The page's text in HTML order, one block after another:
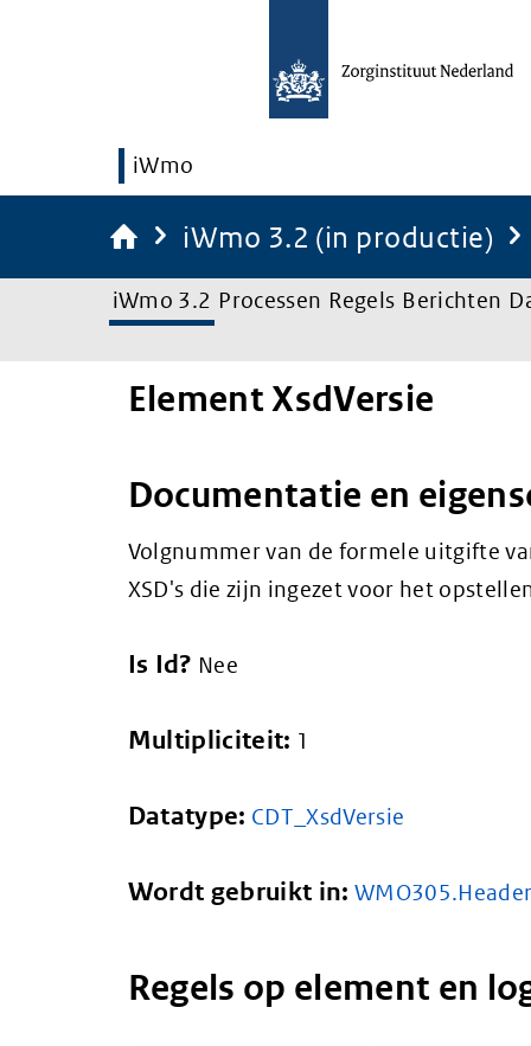
iWmo
iWmo 3.2 (in productie)
iWmo 3.2 Processen Regels Berichten
Element XsdVersie
Documentatie en
Volgnummer van de formele uitgifte
XSD's die zijn ingezet voor het
Is Id? Nee
Multipliciteit: 1
Datatype: CDT_XsdVersie
Wordt gebruikt in:
Regels op element en